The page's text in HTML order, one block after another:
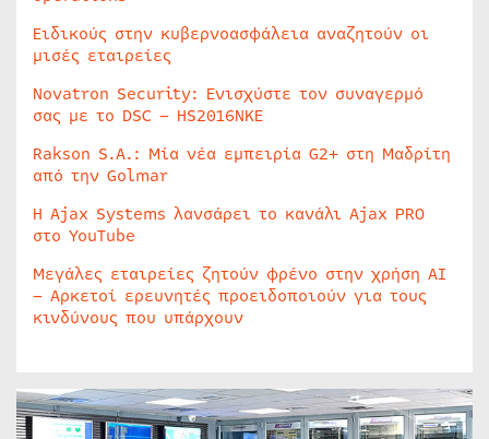
Ειδικούς στην κυβερνοασφάλεια αναζητούν οι
μισές εταιρείες
Novatron Security: Ενισχύστε τον συναγερμό
σας με το DSC – HS2016NKE
Rakson S.A.: Μία νέα εμπειρία G2+ στη Μαδρίτη
από την Golmar
Η Ajax Systems λανσάρει το κανάλι Ajax PRO
στο YouTube
Μεγάλες εταιρείες ζητούν φρένο στην χρήση AI
– Αρκετοί ερευνητές προειδοποιούν για τους
κινδύνους που υπάρχουν